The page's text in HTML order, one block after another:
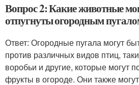
Вопрос 2: Какие животные
отпугнуты огородным
Ответ: Огородные пугала могут
против различных видов птиц,
воробьи и другие, которые могут
фрукты в огороде. Они также